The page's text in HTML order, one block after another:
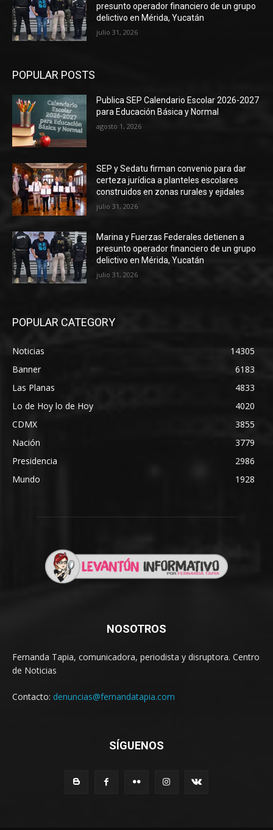
presunto operador financiero de un grupo
delictivo en Mérida, Yucatán
julio 31, 2026
POPULAR POSTS
Publica SEP Calendario Escolar 2026-2027
para Educación Básica y Normal
agosto 1, 2026
SEP y Sedatu firman convenio para dar
certeza jurídica a planteles escolares
construidos en zonas rurales y ejidales
julio 31, 2026
Marina y Fuerzas Federales detienen a
presunto operador financiero de un grupo
delictivo en Mérida, Yucatán
julio 31, 2026
POPULAR CATEGORY
Noticias
14305
Banner
6183
Las Planas
4833
Lo de Hoy lo de Hoy
4020
CDMX
3855
Nación
3779
Presidencia
2986
Mundo
1928
NOSOTROS
Fernanda Tapia, comunicadora, periodista y disruptora. Centro
de Noticias
Contacto: denuncias@fernandatapia.com
SÍGUENOS